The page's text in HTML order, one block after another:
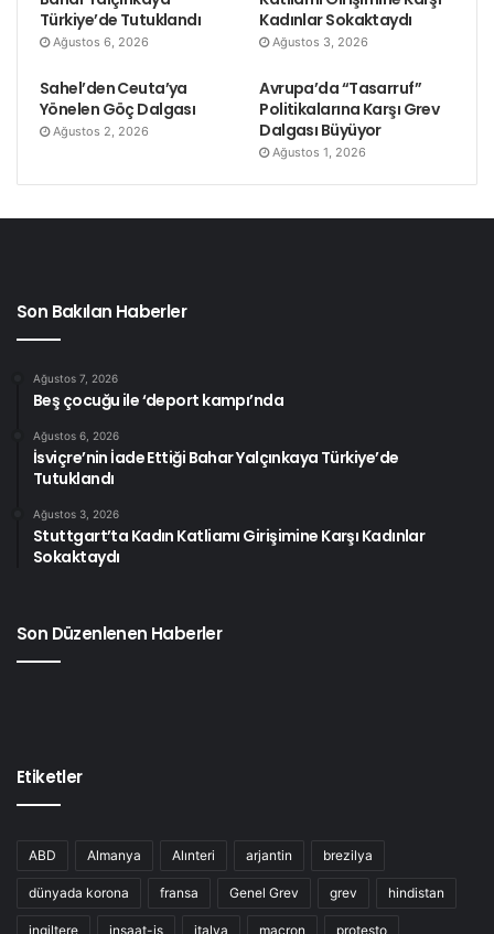
Türkiye’de Tutuklandı
Ağustos 6, 2026
Kadınlar Sokaktaydı
Ağustos 3, 2026
Sahel’den Ceuta’ya
Yönelen Göç Dalgası
Ağustos 2, 2026
Avrupa’da “Tasarruf”
Politikalarına Karşı Grev
Dalgası Büyüyor
Ağustos 1, 2026
Son Bakılan Haberler
Ağustos 7, 2026
Beş çocuğu ile ‘deport kampı’nda
Ağustos 6, 2026
İsviçre’nin İade Ettiği Bahar Yalçınkaya Türkiye’de
Tutuklandı
Ağustos 3, 2026
Stuttgart’ta Kadın Katliamı Girişimine Karşı Kadınlar
Sokaktaydı
Son Düzenlenen Haberler
Etiketler
ABD Almanya Alınteri arjantin brezilya
dünyada korona fransa Genel Grev grev hindistan
ingiltere inşaat-iş italya macron protesto